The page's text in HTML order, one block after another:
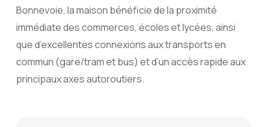
Bonnevoie, la maison bénéficie de la proximité
immédiate des commerces, écoles et lycées, ainsi
que d’excellentes connexions aux transports en
commun (gare/tram et bus) et d’un accès rapide aux
principaux axes autoroutiers.